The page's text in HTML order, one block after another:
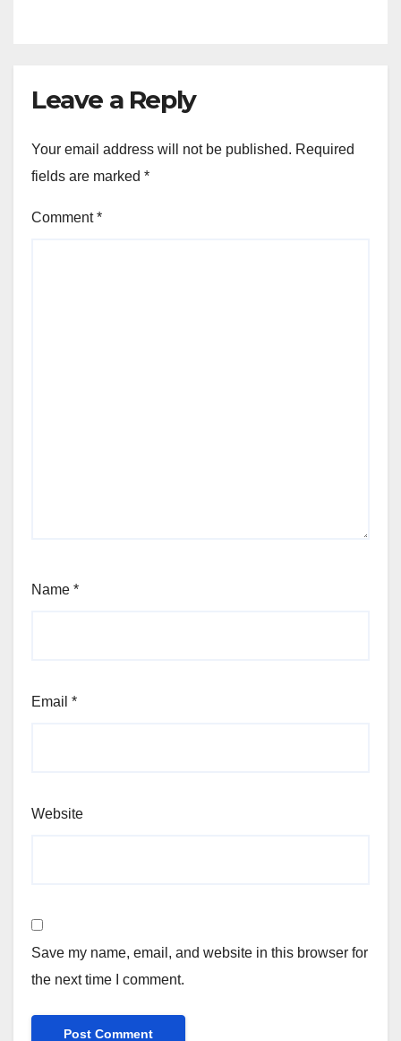
Leave a Reply
Your email address will not be published. Required
fields are marked *
Comment*
Name *
Email *
Website
Save my name, email, and website in this browser for
the next time I comment.